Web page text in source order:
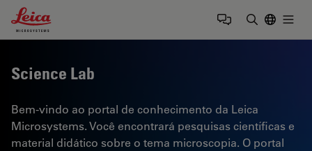
Leica Microsystems Logo
Science Lab
Bem-vindo ao portal de conhecimento da Leica
Microsystems. Você encontrará pesquisas científicas e
material didático sobre o tema microscopia. O portal